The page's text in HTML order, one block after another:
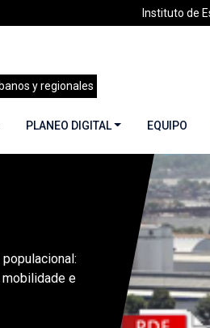
Instituto de
y regionales
PLANEO DIGITAL EQUIPO
y Ciudad | Mayo-Junio 2014»
e